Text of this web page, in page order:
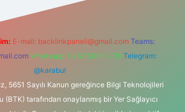
E-mail: backlinkpaneli@gmail.com Teams:
Whatsapp: 0262 606 0 726 Telegram:
@karabul
5651 Sayılı Kanun gereğince Bilgi Teknolojileri
(BTK) tarafından onaylanmış bir Yer Sağlayıcı